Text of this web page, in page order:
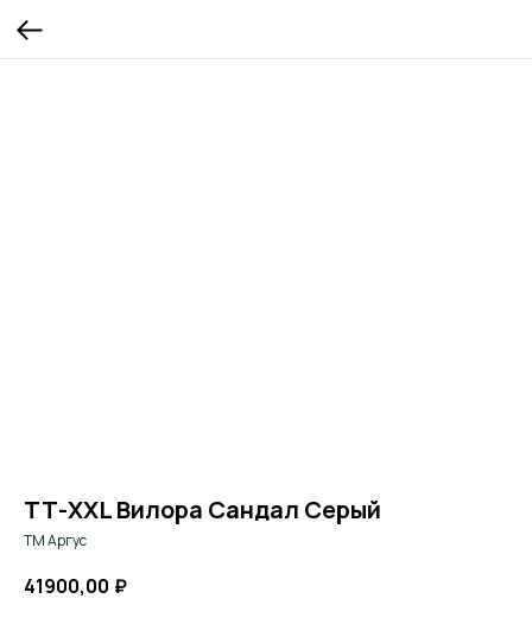
ТТ-XXL Вилора Сандал Серый
ТМ Аргус
41900,00 ₽